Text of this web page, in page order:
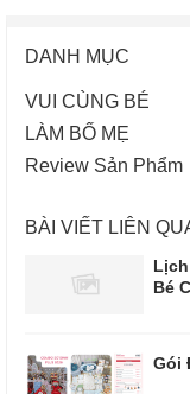
DANH MỤC
VUI CÙNG BÉ
LÀM BỐ MẸ
Review Sản Phẩm
BÀI VIẾT LIÊN
Bé
Gói